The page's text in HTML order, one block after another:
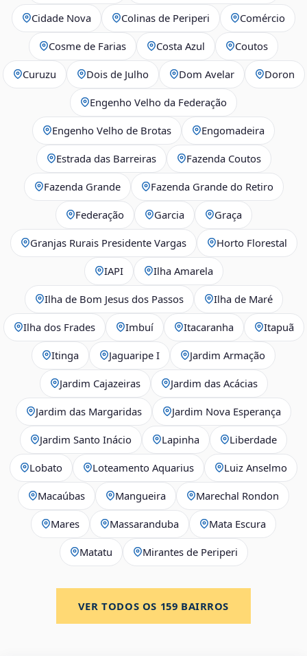
Cidade Nova Colinas de Periperi Comércio
Cosme de Farias Costa Azul Coutos
Curuzu Dois de Julho Dom Avelar Doron
Engenho Velho da Federação
Engenho Velho de Brotas Engomadeira
Estrada das Barreiras Fazenda Coutos
Fazenda Grande Fazenda Grande do Retiro
Federação Garcia Graça
Granjas Rurais Presidente Vargas Horto Florestal
IAPI Ilha Amarela
Ilha de Bom Jesus dos Passos Ilha de Maré
Ilha dos Frades Imbuí Itacaranha Itapuã
Itinga Jaguaripe I Jardim Armação
Jardim Cajazeiras Jardim das Acácias
Jardim das Margaridas Jardim Nova Esperança
Jardim Santo Inácio Lapinha Liberdade
Lobato Loteamento Aquarius Luiz Anselmo
Macaúbas Mangueira Marechal Rondon
Mares Massaranduba Mata Escura
Matatu Mirantes de Periperi
VER TODOS OS 159 BAIRROS